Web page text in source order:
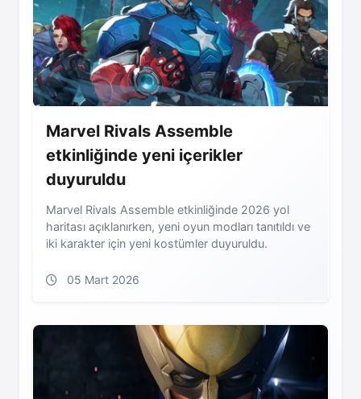
Marvel Rivals Assemble
etkinliğinde yeni içerikler
duyuruldu
Marvel Rivals Assemble etkinliğinde 2026 yol
haritası açıklanırken, yeni oyun modları tanıtıldı ve
iki karakter için yeni kostümler duyuruldu.
05 Mart 2026